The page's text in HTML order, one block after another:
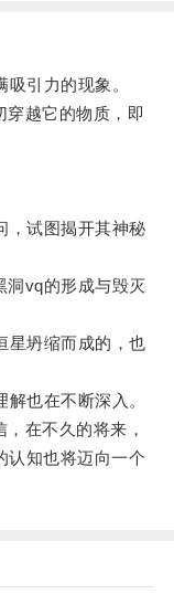
引力的现象。
越它的物质，即
试图揭开其神秘
vq的形成与毁灭
坍缩而成的，也
也在不断深入。
在不久的将来，
认知也将迈向一个